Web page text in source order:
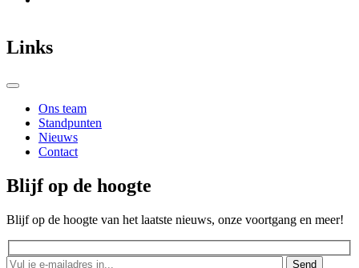
Links
Ons team
Standpunten
Nieuws
Contact
Blijf op de hoogte
Blijf op de hoogte van het laatste nieuws, onze voortgang en meer!